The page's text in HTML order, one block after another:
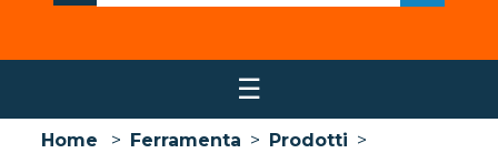
☰
Home > Ferramenta > Prodotti >